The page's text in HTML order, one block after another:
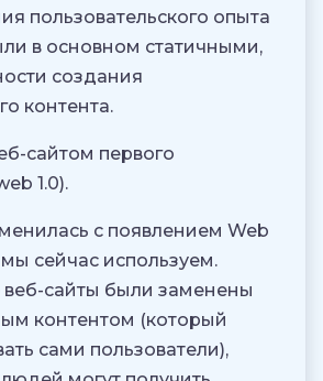
пользовательского опыта
в основном статичными,
создания
контента.
сайтом первого
1.0).
с появлением Web
сейчас используем.
веб-сайты были заменены
контентом (который
сами пользователи),